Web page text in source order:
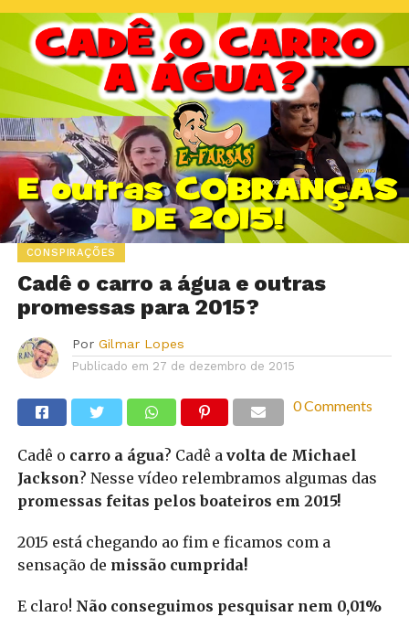
CONSPIRAÇÕES
Cadê o carro a água e outras
promessas para 2015?
Por Gilmar Lopes
Publicado em 27 de dezembro de 2015
0 Comments
Cadê o carro a água? Cadê a volta de Michael
Jackson? Nesse vídeo relembramos algumas das
promessas feitas pelos boateiros em 2015!
2015 está chegando ao fim e ficamos com a
sensação de missão cumprida!
E claro! Não conseguimos pesquisar nem 0,01%